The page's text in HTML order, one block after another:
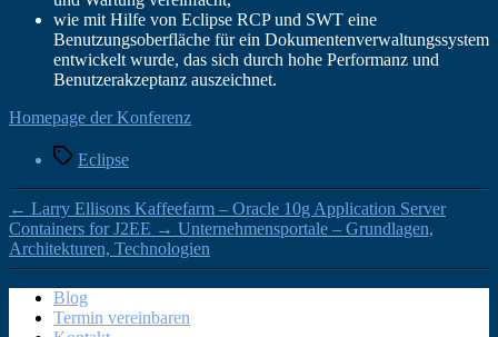
wie mit Hilfe von Eclipse RCP und SWT eine
Benutzungsoberfläche für ein Dokumentenverwaltungssystem
entwickelt wurde, das sich durch hohe Performanz und
Benutzerakzeptanz auszeichnet.
Homepage der Konferenz
Schlagwörter
Eclipse
← Larry Ellisons Kaffeefarm – Oracle 10g Application Server
Containers for J2EE → Unternehmensportale – Grundlagen,
Architekturen, Technologien
Blog
Termin vereinbaren